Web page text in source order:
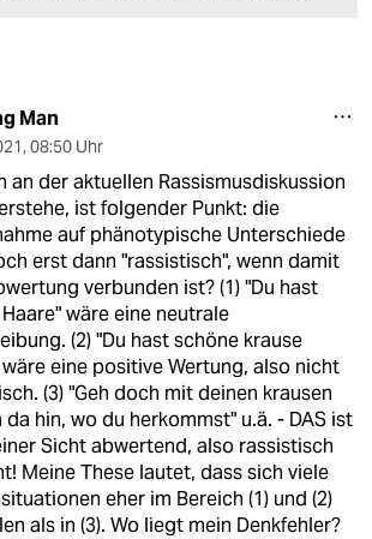
Man
, 08:50 Uhr
an der aktuellen Rassismusdiskussion
ist folgender Punkt: die
auf phänotypische Unterschiede
erst dann "rassistisch", wenn damit
verbunden ist? (1) "Du hast
wäre eine neutrale
(2) "Du hast schöne krause
wäre eine positive Wertung, also nicht
(3) "Geh doch mit deinen krausen
da hin, wo du herkommst" u.ä. - DAS ist
Sicht abwertend, also rassistisch
Meine These lautet, dass sich viele
eher im Bereich (1) und (2)
als in (3). Wo liegt mein Denkfehler?